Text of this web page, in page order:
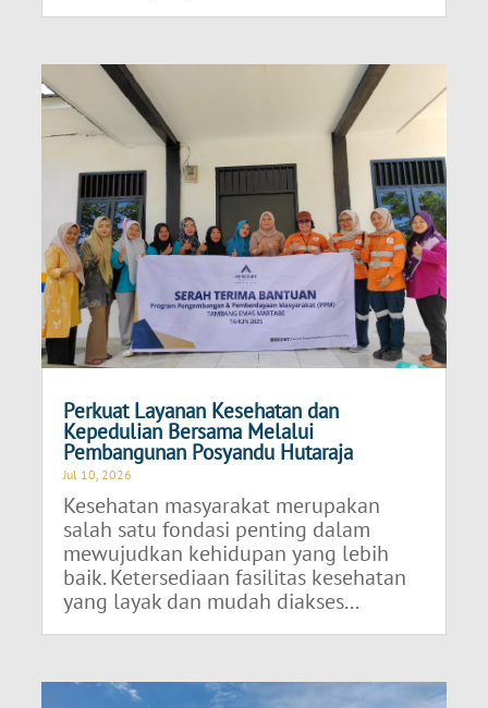
Perkuat Layanan Kesehatan dan
Kepedulian Bersama Melalui
Pembangunan Posyandu Hutaraja
Jul 10, 2026
Kesehatan masyarakat merupakan
salah satu fondasi penting dalam
mewujudkan kehidupan yang lebih
baik. Ketersediaan fasilitas kesehatan
yang layak dan mudah diakses...